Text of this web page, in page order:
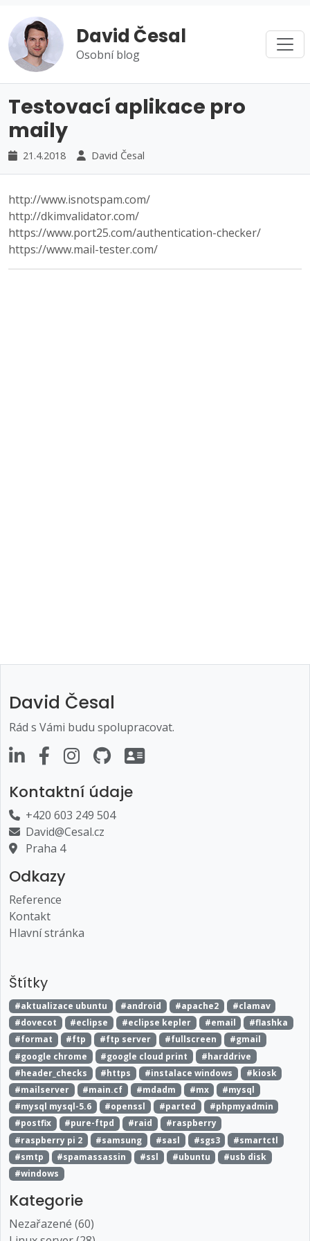
David Česal
Osobní blog
Testovací aplikace pro
maily
21.4.2018 David Česal
http://www.isnotspam.com/
http://dkimvalidator.com/
https://www.port25.com/authentication-checker/
https://www.mail-tester.com/
David Česal
Rád s Vámi budu spolupracovat.
Kontaktní údaje
+420 603 249 504
David@Cesal.cz
Praha 4
Odkazy
Reference
Kontakt
Hlavní stránka
Štítky
#aktualizace ubuntu #android #apache2
#clamav
#dovecot
#eclipse #eclipse kepler #email
#flashka
#format
#ftp #ftp server #fullscreen
#gmail
#google chrome
#google cloud print
#harddrive
#header_checks
#https #instalace windows
#kiosk
#mailserver
#main.cf #mdadm #mx
#mysql
#mysql mysql-5.6
#openssl #parted
#phpmyadmin
#postfix
#pure-ftpd #raid
#raspberry
#raspberry pi 2
#samsung #sasl #sgs3
#smartctl
#smtp
#spamassassin #ssl #ubuntu
#usb disk
#windows
Kategorie
Nezařazené (60)